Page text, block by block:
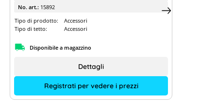
No. art.: 15892
Tipo di prodotto:
Accessori
Tipo di tetto:
Accessori
Disponibile a magazzino
Registrati per vedere i prezzi
Dettagli